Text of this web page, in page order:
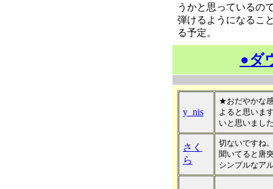
うかと思っているの
弾けるようになるこ
る予定。
●ダ
y_nis
★おだやかな
よると思いま
いと思いまし
さく
ら
切ないですね
聞いてると唐
シンプルなア